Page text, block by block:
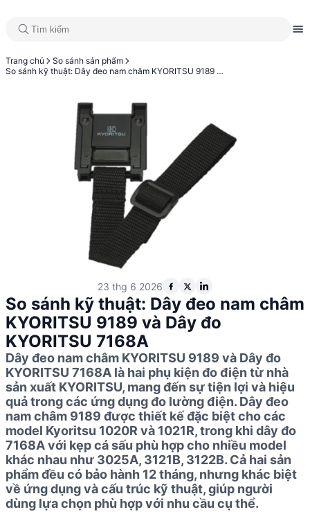
Trang chủ
So sánh sản phẩm
So sánh kỹ thuật: Dây đeo nam châm KYORITSU 9189 và Dây đo KYORITSU 7168A
23 thg 6 2026
So sánh kỹ thuật: Dây đeo nam châm
KYORITSU 9189 và Dây đo
KYORITSU 7168A
Dây đeo nam châm KYORITSU 9189 và Dây đo
KYORITSU 7168A là hai phụ kiện đo điện từ nhà
sản xuất KYORITSU, mang đến sự tiện lợi và hiệu
quả trong các ứng dụng đo lường điện. Dây đeo
nam châm 9189 được thiết kế đặc biệt cho các
model Kyoritsu 1020R và 1021R, trong khi dây đo
7168A với kẹp cá sấu phù hợp cho nhiều model
khác nhau như 3025A, 3121B, 3122B. Cả hai sản
phẩm đều có bảo hành 12 tháng, nhưng khác biệt
về ứng dụng và cấu trúc kỹ thuật, giúp người
dùng lựa chọn phù hợp với nhu cầu cụ thể.